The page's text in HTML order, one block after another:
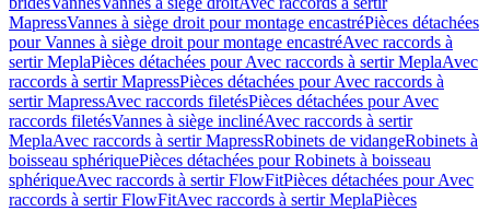
MapressVannes à siège droit pour montage encastréPièces détachées
pour Vannes à siège droit pour montage encastréAvec raccords à
sertir MeplaPièces détachées pour Avec raccords à sertir MeplaAvec
raccords à sertir MapressPièces détachées pour Avec raccords à
sertir MapressAvec raccords filetésPièces détachées pour Avec
raccords filetésVannes à siège inclinéAvec raccords à sertir
MeplaAvec raccords à sertir MapressRobinets de vidangeRobinets à
boisseau sphériquePièces détachées pour Robinets à boisseau
sphériqueAvec raccords à sertir FlowFitPièces détachées pour Avec
raccords à sertir FlowFitAvec raccords à sertir MeplaPièces